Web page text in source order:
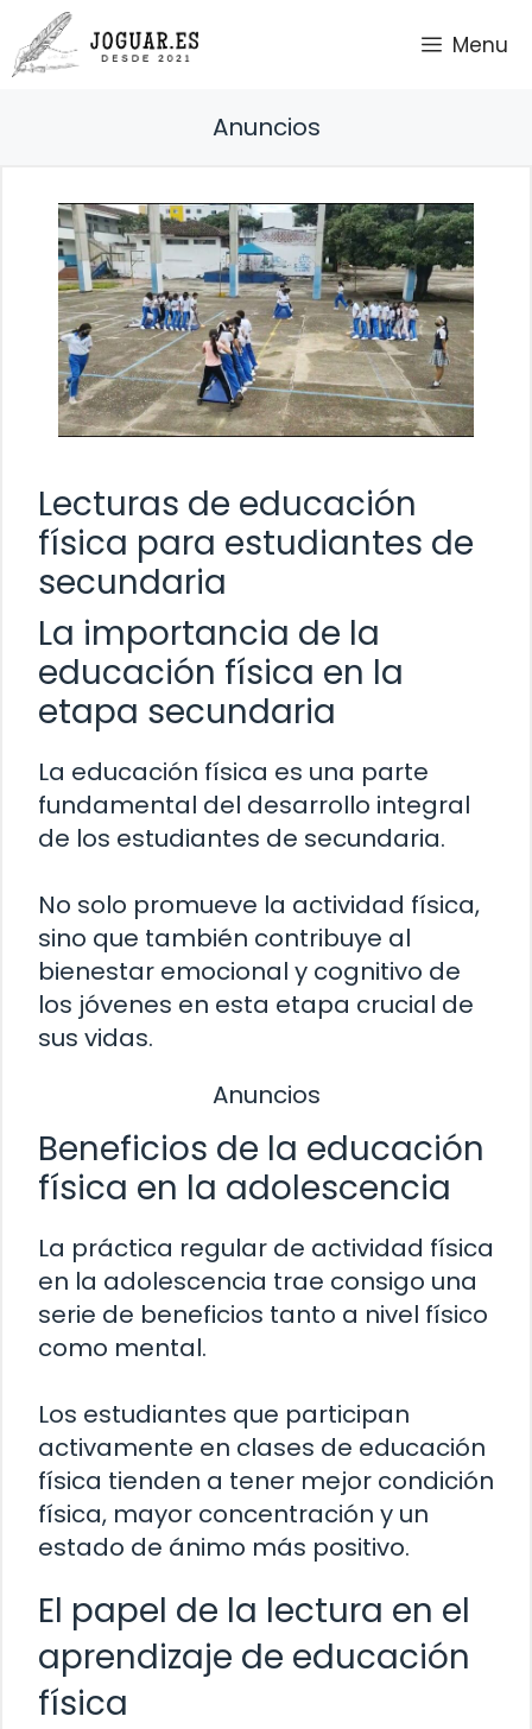
Saltar
al
contenido
Menu
Anuncios
Lecturas de educación
física para estudiantes de
secundaria
La importancia de la
educación física en la
etapa secundaria
La educación física es una parte
fundamental del desarrollo integral
de los estudiantes de secundaria.
No solo promueve la actividad física,
sino que también contribuye al
bienestar emocional y cognitivo de
los jóvenes en esta etapa crucial de
sus vidas.
Anuncios
Beneficios de la educación
física en la adolescencia
La práctica regular de actividad física
en la adolescencia trae consigo una
serie de beneficios tanto a nivel físico
como mental.
Los estudiantes que participan
activamente en clases de educación
física tienden a tener mejor condición
física, mayor concentración y un
estado de ánimo más positivo.
El papel de la lectura en el
aprendizaje de educación
física